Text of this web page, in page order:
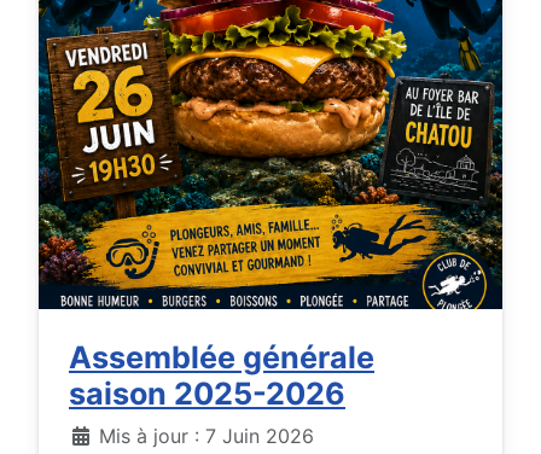
Assemblée générale
saison 2025-2026
DétailsMis à jour : 7 Juin 2026